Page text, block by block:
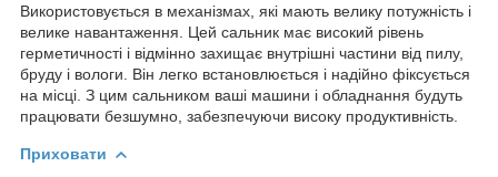
Використовується в механізмах, які мають велику потужність і
велике навантаження. Цей сальник має високий рівень
герметичності і відмінно захищає внутрішні частини від пилу,
бруду і вологи. Він легко встановлюється і надійно фіксується
на місці. З цим сальником ваші машини і обладнання будуть
працювати безшумно, забезпечуючи високу продуктивність.
Приховати